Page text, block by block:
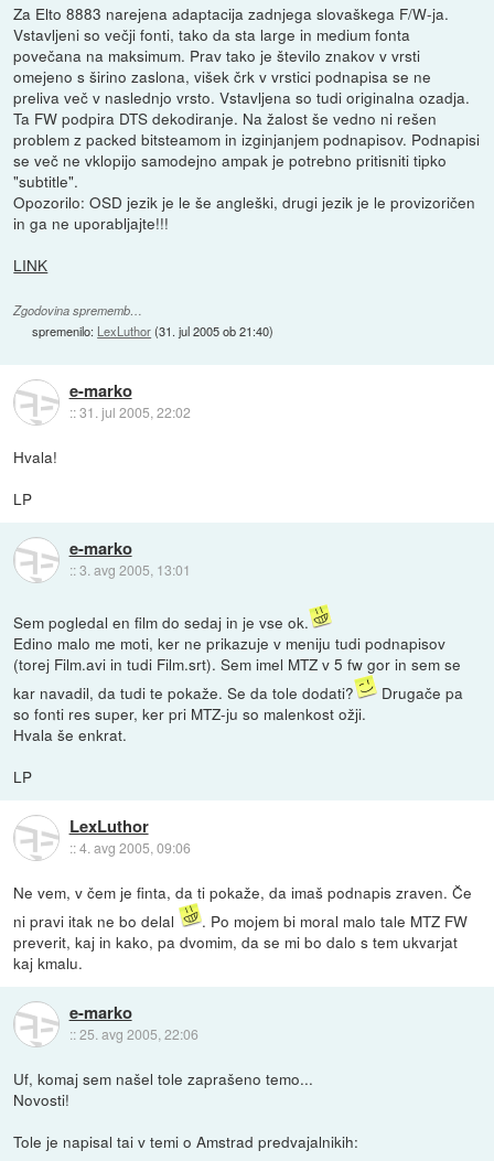
Za Elto 8883 narejena adaptacija zadnjega slovaškega F/W-ja.
Vstavljeni so večji fonti, tako da sta large in medium fonta
povečana na maksimum. Prav tako je število znakov v vrsti
omejeno s širino zaslona, višek črk v vrstici podnapisa se ne
preliva več v naslednjo vrsto. Vstavljena so tudi originalna ozadja.
Ta FW podpira DTS dekodiranje. Na žalost še vedno ni rešen
problem z packed bitsteamom in izginjanjem podnapisov. Podnapisi
se več ne vklopijo samodejno ampak je potrebno pritisniti tipko
"subtitle".
Opozorilo: OSD jezik je le še angleški, drugi jezik je le provizoričen
in ga ne uporabljajte!!!
LINK
Zgodovina sprememb…
spremenilo: LexLuthor(31. jul 2005 ob 21:40)
e-marko
::31. jul 2005, 22:02
Hvala!
LP
e-marko
::3. avg 2005, 13:01
Sem pogledal en film do sedaj in je vse ok.
Edino malo me moti, ker ne prikazuje v meniju tudi podnapisov
(torej Film.avi in tudi Film.srt). Sem imel MTZ v 5 fw gor in sem se
kar navadil, da tudi te pokaže. Se da tole dodati?
Drugače pa
so fonti res super, ker pri MTZ-ju so malenkost ožji.
Hvala še enkrat.
LP
LexLuthor
::4. avg 2005, 09:06
Ne vem, v čem je finta, da ti pokaže, da imaš podnapis zraven. Če
ni pravi itak ne bo delal
. Po mojem bi moral malo tale MTZ FW
preverit, kaj in kako, pa dvomim, da se mi bo dalo s tem ukvarjat
kaj kmalu.
e-marko
::25. avg 2005, 22:06
Uf, komaj sem našel tole zaprašeno temo...
Novosti!
Tole je napisal tai v temi o Amstrad predvajalnikih: